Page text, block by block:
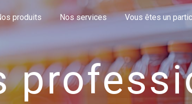
produits Nos services Vous êtes un